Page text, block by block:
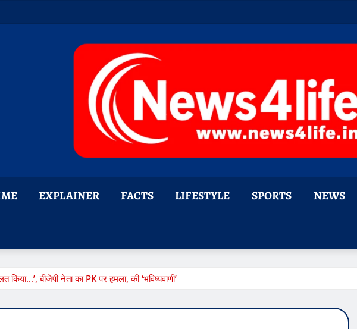
EXPLAINER FACTS LIFESTYLE SPORTS NEWS
किया…’, बीजेपी नेता का PK पर हमला, की ‘भविष्यवाणी’